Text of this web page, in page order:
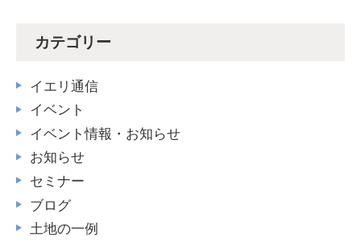
カテゴリー
イエリ通信
イベント
イベント情報・お知らせ
お知らせ
セミナー
ブログ
土地の一例